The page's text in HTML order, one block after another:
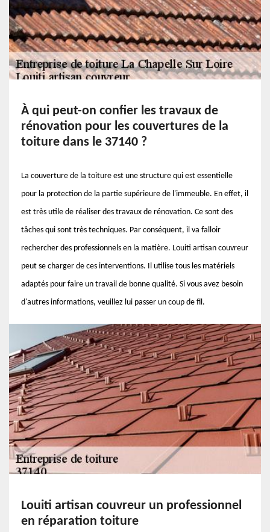
À qui peut-on confier les travaux de
rénovation pour les couvertures de la
toiture dans le 37140 ?
La couverture de la toiture est une structure qui est essentielle
pour la protection de la partie supérieure de l'immeuble. En effet, il
est très utile de réaliser des travaux de rénovation. Ce sont des
tâches qui sont très techniques. Par conséquent, il va falloir
rechercher des professionnels en la matière. Louiti artisan couvreur
peut se charger de ces interventions. Il utilise tous les matériels
adaptés pour faire un travail de bonne qualité. Si vous avez besoin
d'autres informations, veuillez lui passer un coup de fil.
Louiti artisan couvreur un professionnel
en réparation toiture